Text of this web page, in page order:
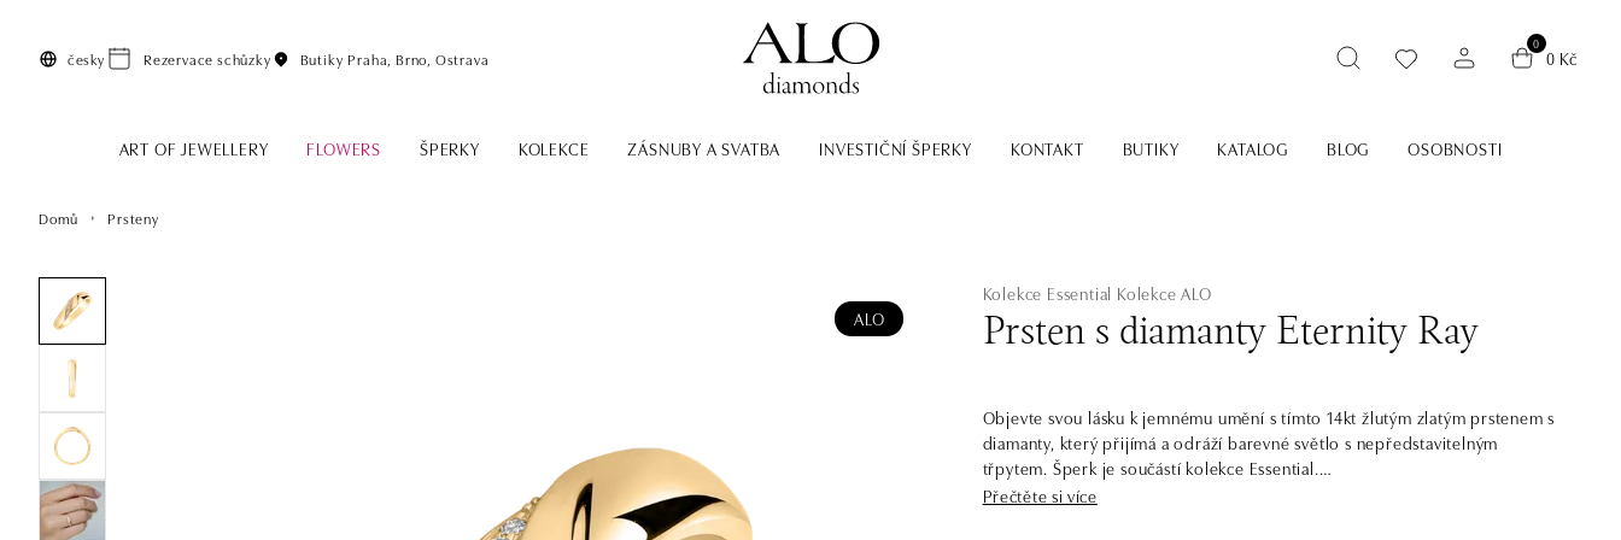
česky Rezervace schůzky Butiky Praha, Brno, Ostrava
0
0 Kč
ART OF JEWELLERY FLOWERS ŠPERKY KOLEKCE ZÁSNUBY A SVATBA INVESTIČNÍ ŠPERKY KONTAKT BUTIKY KATALOG BLOG OSOBNOSTI
Domů Prsteny
ALO
Kolekce Essential Kolekce ALO
Prsten s diamanty Eternity Ray
Objevte svou lásku k jemnému umění s tímto 14kt žlutým zlatým prstenem s
diamanty, který přijímá a odráží barevné světlo s nepředstavitelným
třpytem. Šperk je součástí kolekce Essential.
Přečtěte si více